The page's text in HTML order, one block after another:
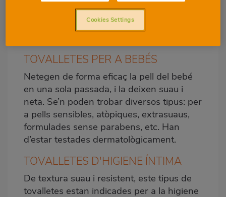
, etc. I, a més, també podem trobar al
supermercat tovalletes fins i tot per a la
TOVALLETES PER A BEBÉS
Netegen de forma eficaç la pell del bebé
en una sola passada, i la deixen suau i
neta. Se’n poden trobar diversos tipus: per
a pells sensibles, atòpiques, extrasuaus,
formulades sense parabens, etc. Han
d’estar testades dermatològicament.
TOVALLETES D'HIGIENE ÍNTIMA
De textura suau i resistent, este tipus de
tovalletes estan indicades per a la higiene
Cookies Settings